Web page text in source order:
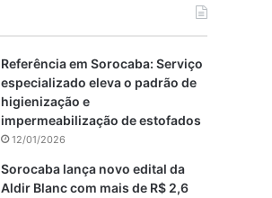
skin
Referência em Sorocaba: Serviço
especializado eleva o padrão de
higienização e
impermeabilização de estofados
12/01/2026
Sorocaba lança novo edital da
Aldir Blanc com mais de R$ 2,6